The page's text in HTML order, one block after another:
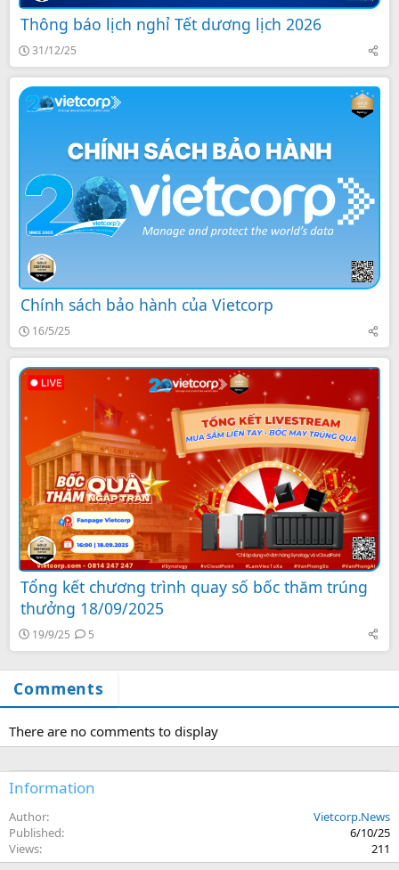
Thông báo lịch nghỉ Tết dương lịch 2026
31/12/25
Chính sách bảo hành của Vietcorp
16/5/25
Tổng kết chương trình quay số bốc thăm trúng
thưởng 18/09/2025
19/9/25 5
Comments
There are no comments to display
Information
Author
Vietcorp.News
Published
6/10/25
Views
211